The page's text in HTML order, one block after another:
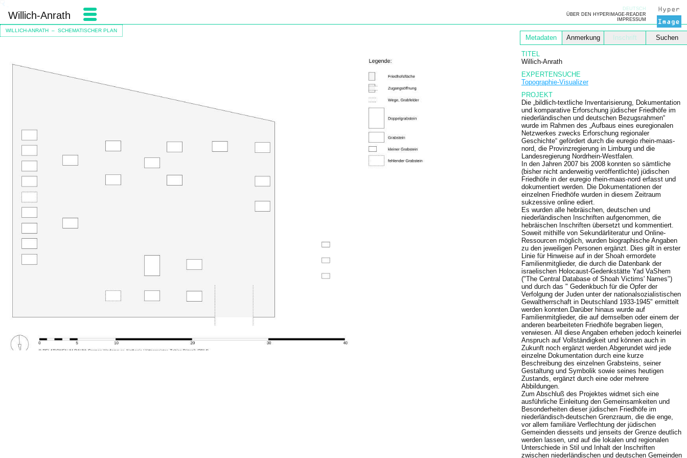
Willich-Anrath
DEUTSCH
ÜBER DEN HYPERIMAGE-READER
IMPRESSUM
WILLICH-ANRATH – SCHEMATISCHER PLAN
Metadaten Anmerkung Inschrift Suchen
TITEL
Willich-Anrath
EXPERTENSUCHE
Topographie-Visualizer
PROJEKT
Die „bildlich-textliche Inventarisierung, Dokumentation
und komparative Erforschung jüdischer Friedhöfe im
niederländischen und deutschen Bezugsrahmen“
wurde im Rahmen des „Aufbaus eines euregionalen
Netzwerkes zwecks Erforschung regionaler
Geschichte“ gefördert durch die euregio rhein-maas-
nord, die Provinzregierung in Limburg und die
Landesregierung Nordrhein-Westfalen.
In den Jahren 2007 bis 2008 konnten so sämtliche
(bisher nicht anderweitig veröffentlichte) jüdischen
Friedhöfe in der euregio rhein-maas-nord erfasst und
dokumentiert werden. Die Dokumentationen der
einzelnen Friedhöfe wurden in diesem Zeitraum
sukzessive online ediert.
Es wurden alle hebräischen, deutschen und
niederländischen Inschriften aufgenommen, die
hebräischen Inschriften übersetzt und kommentiert.
Soweit mithilfe von Sekundärliteratur und Online-
Ressourcen möglich, wurden biographische Angaben
zu den jeweiligen Personen ergänzt. Dies gilt in erster
Linie für Hinweise auf in der Shoah ermordete
Familienmitglieder, die durch die Datenbank der
israelischen Holocaust-Gedenkstätte Yad VaShem
("The Central Database of Shoah Victims' Names")
und durch das " Gedenkbuch für die Opfer der
Verfolgung der Juden unter der nationalsozialistischen
Gewaltherrschaft in Deutschland 1933-1945" ermittelt
werden konnten.Darüber hinaus wurde auf
Familienmitglieder, die auf demselben oder einem der
anderen bearbeiteten Friedhöfe begraben liegen,
verwiesen. All diese Angaben erheben jedoch keinerlei
Anspruch auf Vollständigkeit und können auch in
Zukunft noch ergänzt werden.Abgerundet wird jede
einzelne Dokumentation durch eine kurze
Beschreibung des einzelnen Grabsteins, seiner
Gestaltung und Symbolik sowie seines heutigen
Zustands, ergänzt durch eine oder mehrere
Abbildungen.
Zum Abschluß des Projektes widmet sich eine
ausführliche Einleitung den Gemeinsamkeiten und
Besonderheiten dieser jüdischen Friedhöfe im
niederländisch-deutschen Grenzraum, die die enge,
vor allem familiäre Verflechtung der jüdischen
Gemeinden diesseits und jenseits der Grenze deutlich
werden lassen, und auf die lokalen und regionalen
Unterschiede in Stil und Inhalt der Inschriften
zwischen niederländischen und deutschen Gemeinden